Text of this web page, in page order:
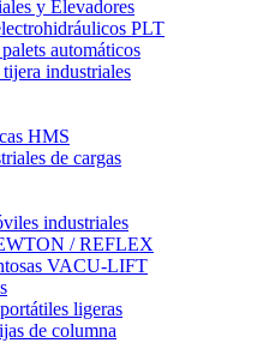
y Elevadores
PLT
automáticos
industriales
HMS
de cargas
industriales
/ REFLEX
VACU-LIFT
ligeras
de columna